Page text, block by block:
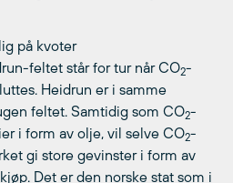
på kvoter
feltet står for tur når CO2-
Heidrun er i samme
feltet. Samtidig som CO2-
i form av olje, vil selve CO2-
gi store gevinster i form av
Det er den norske stat som i